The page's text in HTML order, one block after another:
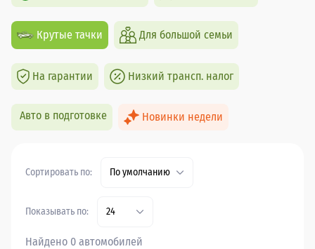
Крутые тачки Для большой семьи
На гарантии Низкий трансп. налог
Авто в подготовке Новинки недели
Сортировать по: По умолчанию
Показывать по: 24
Найдено 0 автомобилей